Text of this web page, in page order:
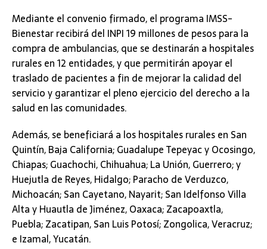
Mediante el convenio firmado, el programa IMSS-
Bienestar recibirá del INPI 19 millones de pesos para la
compra de ambulancias, que se destinarán a hospitales
rurales en 12 entidades, y que permitirán apoyar el
traslado de pacientes a fin de mejorar la calidad del
servicio y garantizar el pleno ejercicio del derecho a la
salud en las comunidades.
Además, se beneficiará a los hospitales rurales en San
Quintín, Baja California; Guadalupe Tepeyac y Ocosingo,
Chiapas; Guachochi, Chihuahua; La Unión, Guerrero; y
Huejutla de Reyes, Hidalgo; Paracho de Verduzco,
Michoacán; San Cayetano, Nayarit; San Idelfonso Villa
Alta y Huautla de Jiménez, Oaxaca; Zacapoaxtla,
Puebla; Zacatipan, San Luis Potosí; Zongolica, Veracruz;
e Izamal, Yucatán.